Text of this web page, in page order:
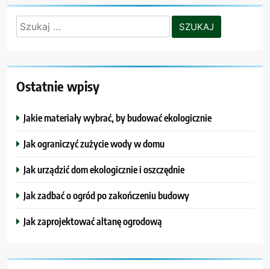
Szukaj:
Ostatnie wpisy
Jakie materiały wybrać, by budować ekologicznie
Jak ograniczyć zużycie wody w domu
Jak urządzić dom ekologicznie i oszczędnie
Jak zadbać o ogród po zakończeniu budowy
Jak zaprojektować altanę ogrodową